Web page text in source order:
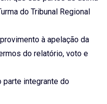
do Tribunal Regional
à apelação da
do relatório, voto e
parte integrante do